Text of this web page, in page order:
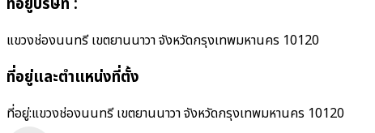
แขวงช่องนนทรี เขตยานนาวา จังหวัดกรุงเทพมหานคร 10120
ที่อยู่และตำแหน่งที่ตั้ง
ที่อยู่:แขวงช่องนนทรี เขตยานนาวา จังหวัดกรุงเทพมหานคร 10120